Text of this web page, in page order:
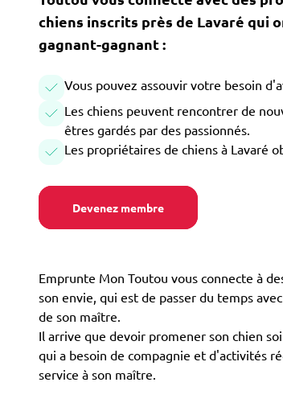
chiens inscrits près de Lavaré qui
gagnant-gagnant :
Vous pouvez assouvir votre besoin
Les chiens peuvent rencontrer de
êtres gardés par des passionnés.
Les propriétaires de chiens à Lavaré
Devenez membre
Emprunte Mon Toutou vous connecte à
son envie, qui est de passer du temps
de son maître.
Il arrive que devoir promener son chien
qui a besoin de compagnie et d'activités
service à son maître.